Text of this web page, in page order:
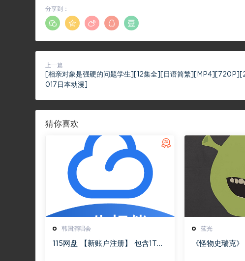
分享到：
上一篇
[相亲对象是强硬的问题学生][12集全][日语简繁
017日本动漫]
猜你喜欢
韩国演唱会
115网盘 【新账户注册】 包含1T永
蓝光
《怪物史瑞克